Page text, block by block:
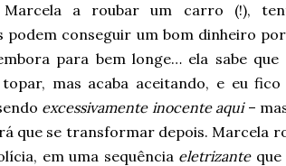
Marcela a roubar um carro (!),
podem conseguir um bom dinheiro
para bem longe… ela sabe que
mas acaba aceitando, e eu
excessivamente inocente aqui–
que se transformar depois. Marcela
em uma sequência eletrizanteque